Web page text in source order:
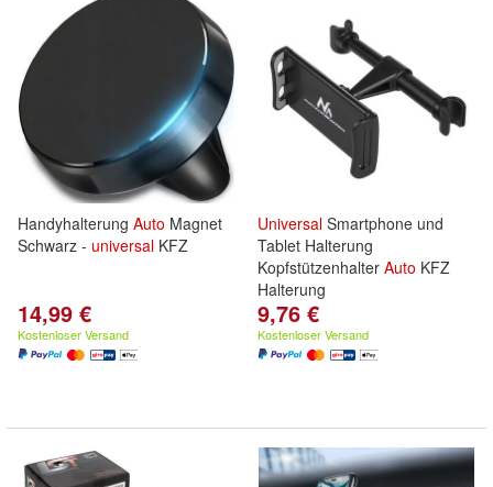
Handyhalterung Auto Magnet
Schwarz - universal KFZ
14,99 €
Kostenloser Versand
Universal Smartphone und
Tablet Halterung
Kopfstützenhalter Auto KFZ
Halterung
9,76 €
Kostenloser Versand